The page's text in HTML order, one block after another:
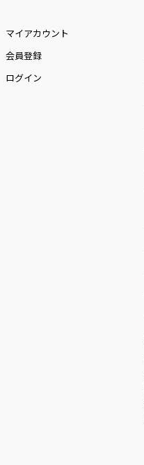
マイアカウント
会員登録
ログイン